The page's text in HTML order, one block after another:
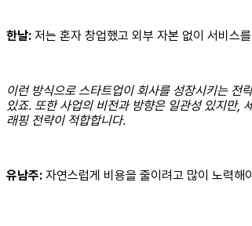
한날: 저는 혼자 창업했고 외부 자본 없이 서비스
이런 방식으로 스타트업이 회사를 성장시키는
있죠. 또한 사업의 비전과 방향은 일관성 있지만,
래핑 전략이 적합합니다.
유남주: 자연스럽게 비용을 줄이려고 많이 노력